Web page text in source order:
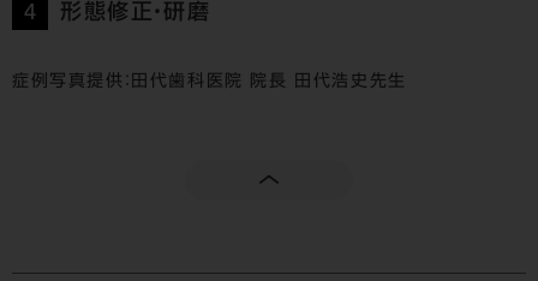
4 形態修正・研磨
症例写真提供：田代歯科医院 院長 田代浩史先生